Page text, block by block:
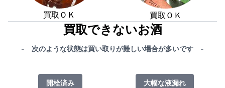
買取ＯＫ 買取ＯＫ
買取できないお酒
- 次のような状態は買い取りが難しい場合が多いです -
開栓済み 大幅な液漏れ